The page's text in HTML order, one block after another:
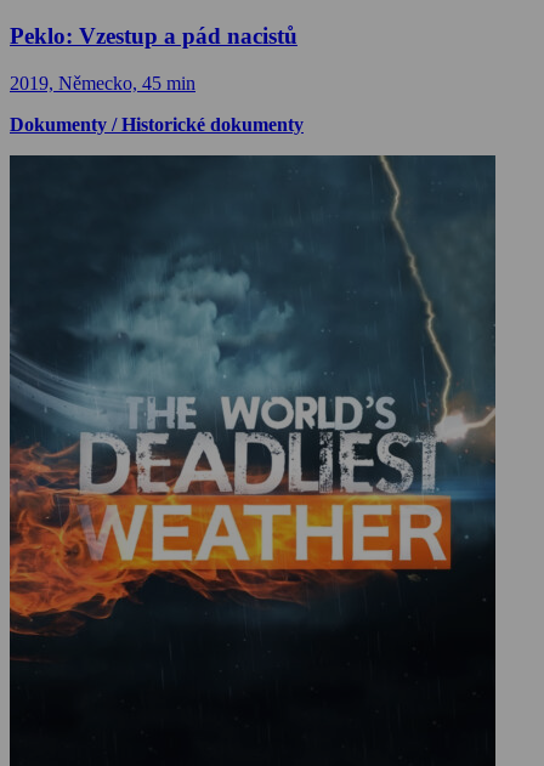
Peklo: Vzestup a pád nacistů
2019, Německo, 45 min
Dokumenty / Historické dokumenty